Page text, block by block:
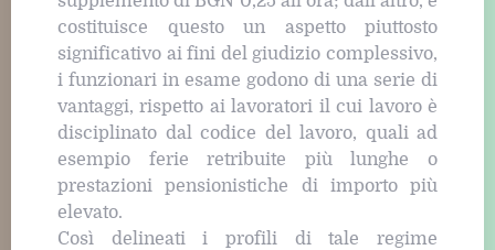
costituisce questo un aspetto piuttosto
significativo ai fini del giudizio complessivo,
i funzionari in esame godono di una serie di
vantaggi, rispetto ai lavoratori il cui lavoro è
disciplinato dal codice del lavoro, quali ad
esempio ferie retribuite più lunghe o
prestazioni pensionistiche di importo più
elevato.
Così delineati i profili di tale regime